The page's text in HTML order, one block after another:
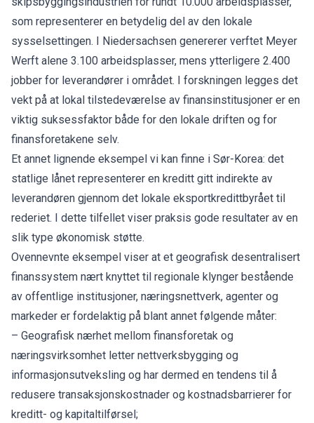
som representerer en betydelig del av den lokale
sysselsettingen. I Niedersachsen genererer verftet Meyer
Werft alene 3.100 arbeidsplasser, mens ytterligere 2.400
jobber for leverandører i området. I forskningen legges det
vekt på at lokal tilstedeværelse av finansinstitusjoner er en
viktig suksessfaktor både for den lokale driften og for
finansforetakene selv.
Et annet lignende eksempel vi kan finne i Sør-Korea: det
statlige lånet representerer en kreditt gitt indirekte av
leverandøren gjennom det lokale eksportkredittbyrået til
rederiet. I dette tilfellet viser praksis gode resultater av en
slik type økonomisk støtte.
Ovennevnte eksempel viser at et geografisk desentralisert
finanssystem nært knyttet til regionale klynger bestående
av offentlige institusjoner, næringsnettverk, agenter og
markeder er fordelaktig på blant annet følgende måter:
– Geografisk nærhet mellom finansforetak og
næringsvirksomhet letter nettverksbygging og
informasjonsutveksling og har dermed en tendens til å
redusere transaksjonskostnader og kostnadsbarrierer for
kreditt- og kapitaltilførsel;